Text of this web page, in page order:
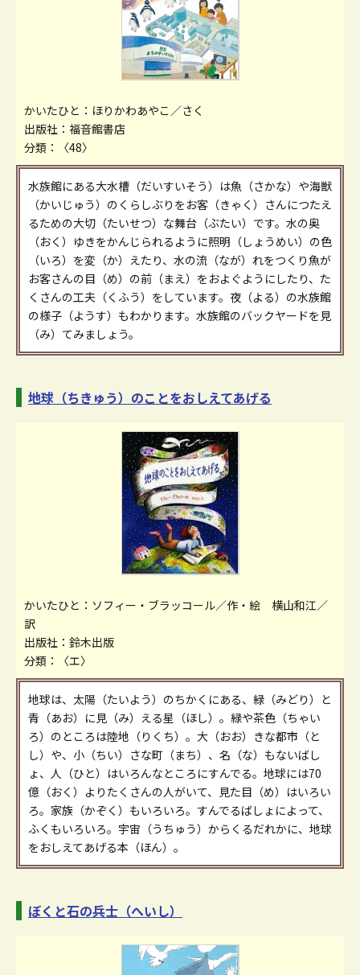
かいたひと：ほりかわあやこ／さく
出版社：福音館書店
分類：〈48〉
水族館にある大水槽（だいすいそう）は魚（さかな）や海獣
（かいじゅう）のくらしぶりをお客（きゃく）さんにつたえ
るための大切（たいせつ）な舞台（ぶたい）です。水の奥
（おく）ゆきをかんじられるように照明（しょうめい）の色
（いろ）を変（か）えたり、水の流（なが）れをつくり魚が
お客さんの目（め）の前（まえ）をおよぐようにしたり、た
くさんの工夫（くふう）をしています。夜（よる）の水族館
の様子（ようす）もわかります。水族館のバックヤードを見
（み）てみましょう。
地球（ちきゅう）のことをおしえてあげる
かいたひと：ソフィー・ブラッコール／作・絵 横山和江／
訳
出版社：鈴木出版
分類：〈エ〉
地球は、太陽（たいよう）のちかくにある、緑（みどり）と
青（あお）に見（み）える星（ほし）。緑や茶色（ちゃい
ろ）のところは陸地（りくち）。大（おお）きな都市（と
し）や、小（ちい）さな町（まち）、名（な）もないばし
ょ、人（ひと）はいろんなところにすんでる。地球には70
億（おく）よりたくさんの人がいて、見た目（め）はいろい
ろ。家族（かぞく）もいろいろ。すんでるばしょによって、
ふくもいろいろ。宇宙（うちゅう）からくるだれかに、地球
をおしえてあげる本（ほん）。
ぼくと石の兵士（へいし）